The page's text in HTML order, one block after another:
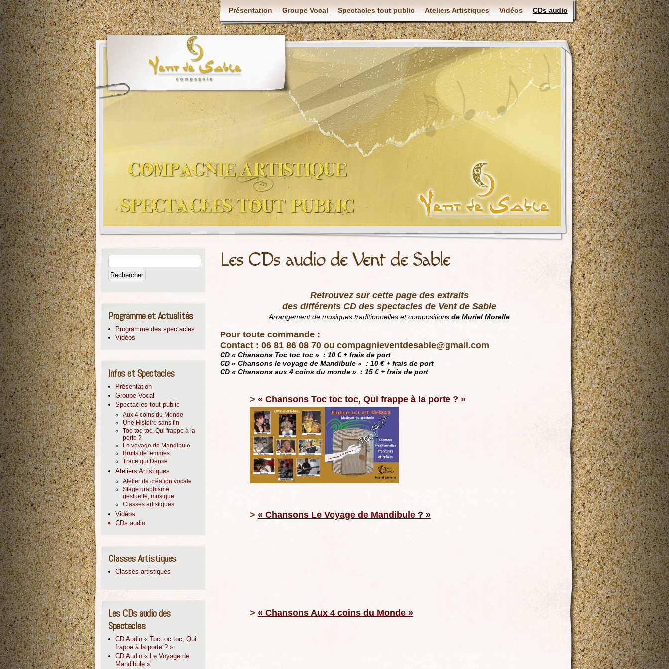
Présentation Groupe Vocal Spectacles tout public Ateliers Artistiques Vidéos CDs audio
Les CDs audio de Vent de Sable
Retrouvez sur cette page des extraits
des différents CD des spectacles de Vent de Sable
Arrangement de musiques traditionnelles et compositions de Muriel Morelle
Pour toute commande :
Contact : 06 81 86 08 70 ou compagnieventdesable@gmail.com
CD « Chansons Toc toc toc » : 10 € + frais de port
CD « Chansons le voyage de Mandibule » : 10 € + frais de port
CD « Chansons aux 4 coins du monde » : 15 € + frais de port
> « Chansons Toc toc toc, Qui frappe à la porte ? »
> « Chansons Le Voyage de Mandibule ? »
> « Chansons Aux 4 coins du Monde »
Programme et Actualités
Programme des spectacles
Vidéos
Infos et Spectacles
Présentation
Groupe Vocal
Spectacles tout public
Aux 4 coins du Monde
Une Histoire sans fin
Toc-toc-toc, Qui frappe à la
porte ?
Le voyage de Mandibule
Bruits de femmes
Trace qui Danse
Ateliers Artistiques
Atelier de création vocale
Stage graphisme,
gestuelle, musique
Classes artistiques
Vidéos
CDs audio
Classes Artistiques
Classes artistiques
Les CDs audio des
Spectacles
CD Audio « Toc toc toc, Qui
frappe à la porte ? »
CD Audio « Le Voyage de
Mandibule »